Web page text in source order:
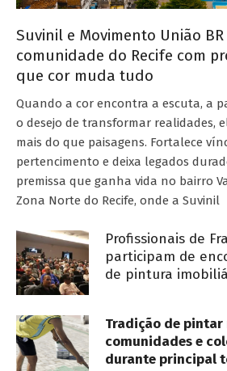
Suvinil e Movimento União
comunidade do Recife com
que cor muda tudo
Quando a cor encontra a escuta, a
o desejo de transformar realidades,
mais do que paisagens. Fortalece
pertencimento e deixa legados
premissa que ganha vida no bairro
Zona Norte do Recife, onde a Suvinil
Profissionais de
participam de
de pintura
Tradição de
comunidades e
durante principal